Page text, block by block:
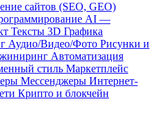
сайтов (SEO, GEO)
AI —
Тексты 3D Графика
Аудио/Видео/Фото Рисунки и
Автоматизация
стиль Маркетплейс
Мессенджеры Интернет-
Крипто и блокчейн